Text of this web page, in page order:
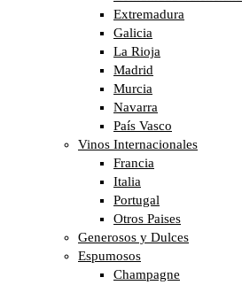
Extremadura
Galicia
La Rioja
Madrid
Murcia
Navarra
País Vasco
Vinos Internacionales
Francia
Italia
Portugal
Otros Paises
Generosos y Dulces
Espumosos
Champagne